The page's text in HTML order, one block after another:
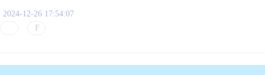
2024-12-26 17:54:07